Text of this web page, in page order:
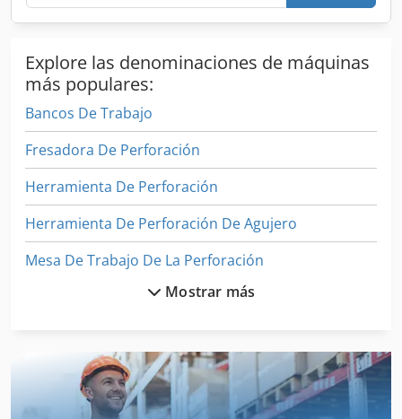
Explore las denominaciones de máquinas
más populares:
Bancos De Trabajo
Fresadora De Perforación
Herramienta De Perforación
Herramienta De Perforación De Agujero
Mesa De Trabajo De La Perforación
Máquina De Carpintería
Máquina De Forja
Máquina De La Carpintería
Mostrar más